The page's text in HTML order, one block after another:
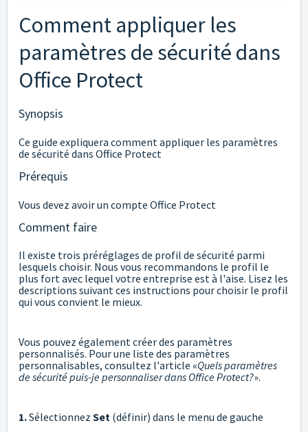
Comment appliquer les
paramètres de sécurité dans
Office Protect
Synopsis
Ce guide expliquera comment appliquer les paramètres
de sécurité dans Office Protect
Prérequis
Vous devez avoir un compte Office Protect
Comment faire
Il existe trois préréglages de profil de sécurité parmi
lesquels choisir. Nous vous recommandons le profil le
plus fort avec lequel votre entreprise est à l'aise. Lisez les
descriptions suivant ces instructions pour choisir le profil
qui vous convient le mieux.
Vous pouvez également créer des paramètres
personnalisés. Pour une liste des paramètres
personnalisables, consultez l'article «Quels paramètres
de sécurité puis-je personnaliser dans Office Protect?».
1.Sélectionnez Set (définir) dans le menu de gauche